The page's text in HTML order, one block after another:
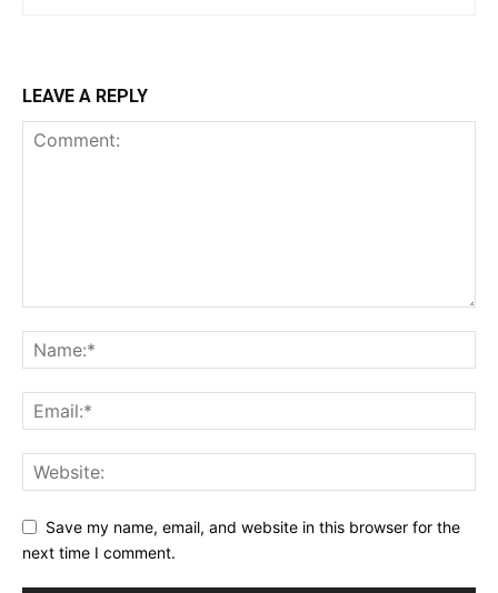
LEAVE A REPLY
Save my name, email, and website in this browser for the
next time I comment.